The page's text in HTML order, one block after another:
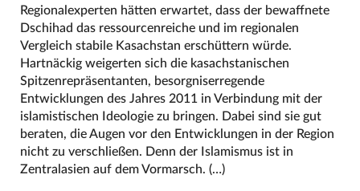
Regionalexperten hätten erwartet, dass der bewaffnete
Dschihad das ressourcenreiche und im regionalen
Vergleich stabile Kasachstan erschüttern würde.
Hartnäckig weigerten sich die kasachstanischen
Spitzenrepräsentanten, besorgniserregende
Entwicklungen des Jahres 2011 in Verbindung mit der
islamistischen Ideologie zu bringen. Dabei sind sie gut
beraten, die Augen vor den Entwicklungen in der Region
nicht zu verschließen. Denn der Islamismus ist in
Zentralasien auf dem Vormarsch. (…)